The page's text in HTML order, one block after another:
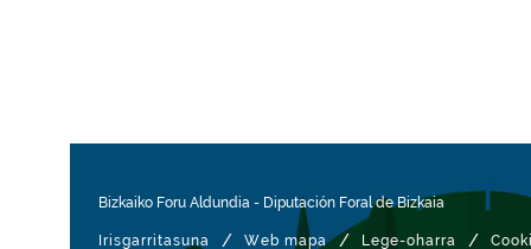
Bizkaiko Foru Aldundia - Diputación Foral de Bizkaia
Irisgarritasuna / Web mapa / Lege-oharra /